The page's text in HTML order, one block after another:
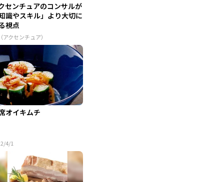
センチュアのコンサルが
識やスキル」より大切に
視点
アクセンチュア）
オイキムチ
4/1